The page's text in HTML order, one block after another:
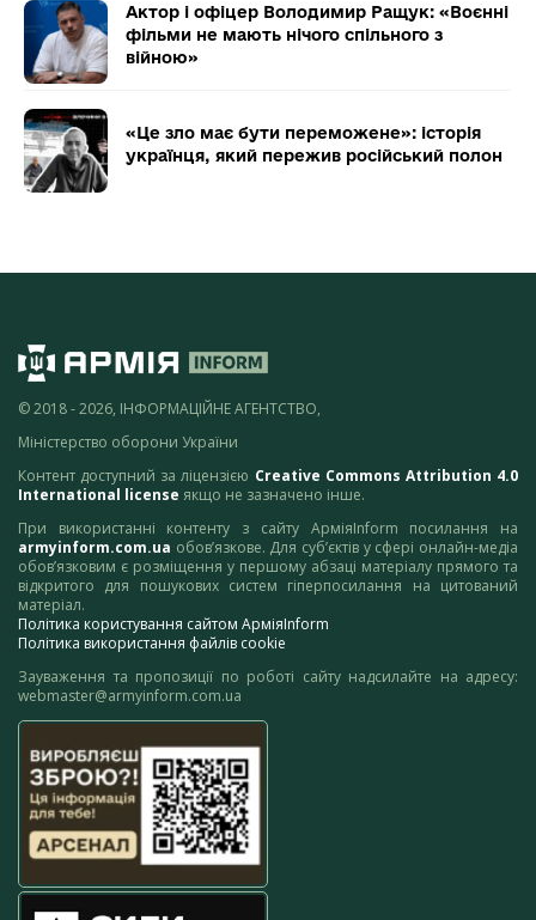
Актор і офіцер Володимир Ращук: «Воєнні
фільми не мають нічого спільного з
війною»
«Це зло має бути переможене»: історія
українця, який пережив російський полон
© 2018 - 2026, ІНФОРМАЦІЙНЕ АГЕНТСТВО,
Міністерство оборони України
Контент доступний за ліцензією Creative Commons Attribution 4.0
International license якщо не зазначено інше.
При використанні контенту з сайту АрміяInform посилання на
armyinform.com.ua обов’язкове. Для суб’єктів у сфері онлайн-медіа
обов’язковим є розміщення у першому абзаці матеріалу прямого та
відкритого для пошукових систем гіперпосилання на цитований
матеріал.
Політика користування сайтом АрміяInform
Політика використання файлів cookie
Зауваження та пропозиції по роботі сайту надсилайте на адресу:
webmaster@armyinform.com.ua